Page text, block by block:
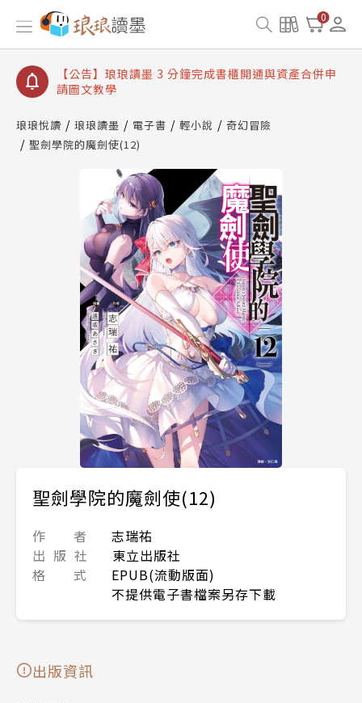
0
【公告】琅琅讀墨數位閱讀資產合併與書櫃開通申請
【公告】琅琅讀墨書櫃開通常見問題
【公告】琅琅讀墨 3 分鐘完成書櫃開通與資產合併申
請圖文教學
查詢
【公告】琅琅讀墨數位閱讀資產合併與書櫃開通申請
琅琅悅讀 琅琅讀墨 電子書 輕小說
奇幻冒險
聖劍學院的魔劍使(12)
聖劍學院的魔劍使(12)
作 者
志瑞祐
出 版 社
東立出版社
格 式
EPUB(流動版面)
不提供電子書檔案另存下載
出版資訊